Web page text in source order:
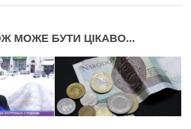
МОЖЕ БУТИ ЦІКАВО...